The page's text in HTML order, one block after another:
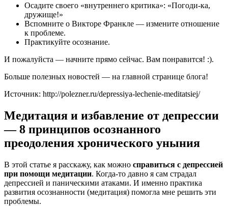
Осадите своего «внутреннего критика»: «Погоди-ка,
дружище!»
Вспомните о Викторе Франкле — измените отношение
к проблеме.
Практикуйте осознание.
И пожалуйста — начните прямо сейчас. Вам понравится! :).
Больше полезных новостей — на главной странице блога!
Источник: http://polezner.ru/depressiya-lechenie-meditatsiej/
Медитация и избавление от депрессии
— 8 принципов осознанного
преодоления хронического уныния
В этой статье я расскажу, как можно справиться с депрессией
при помощи медитации. Когда-то давно я сам страдал
депрессией и паническими атаками. И именно практика
развития осознанности (медитация) помогла мне решить эти
проблемы.